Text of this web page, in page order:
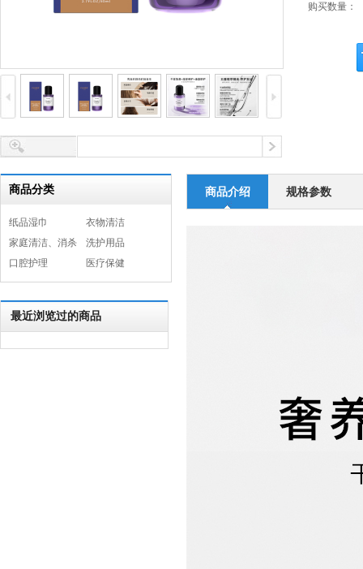
购买数量：
商品分类
纸品湿巾
衣物清洁
家庭清洁、消杀
洗护用品
口腔护理
医疗保健
最近浏览过的商品
商品介绍 规格参数